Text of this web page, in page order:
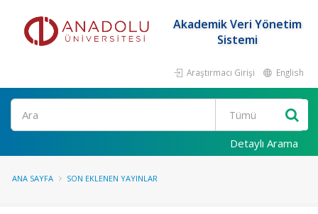
Akademik Veri Yönetim
Sistemi
Araştırmacı Girişi English
Ara
Detaylı Arama
ANA SAYFA SON EKLENEN YAYINLAR